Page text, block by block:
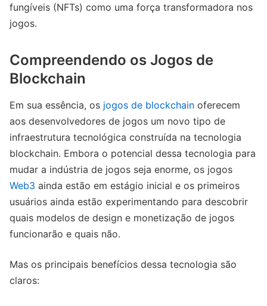
fungíveis (NFTs) como uma força transformadora nos
jogos.
Compreendendo os Jogos de
Blockchain
Em sua essência, os jogos de blockchain oferecem
aos desenvolvedores de jogos um novo tipo de
infraestrutura tecnológica construída na tecnologia
blockchain. Embora o potencial dessa tecnologia para
mudar a indústria de jogos seja enorme, os jogos
Web3 ainda estão em estágio inicial e os primeiros
usuários ainda estão experimentando para descobrir
quais modelos de design e monetização de jogos
funcionarão e quais não.
Mas os principais benefícios dessa tecnologia são
claros: